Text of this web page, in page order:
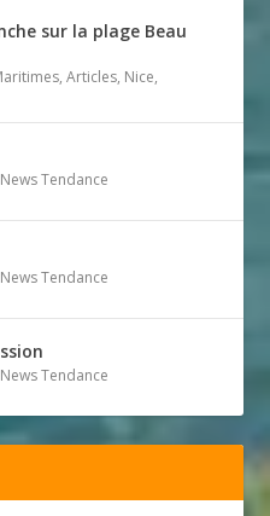
sur la plage Beau
,Articles, Nice,
News Tendance
News Tendance
News Tendance